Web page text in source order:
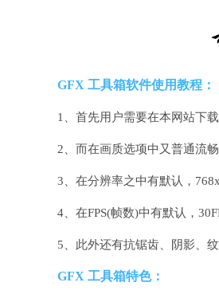
GFX 工具箱软件使用教程：
1、首先用户需要在本网站下
2、而在画质选项中又普通流
3、在分辨率之中有默认，
4、在FPS(帧数)中有默认，
5、此外还有抗锯齿、阴影、
GFX 工具箱特色：